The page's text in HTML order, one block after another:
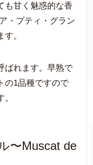
も甘く魅惑的な香
・プティ・グラン
。
ばれます。早熟で
の1品種ですので
〜Muscat de